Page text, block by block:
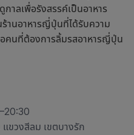
าลเพื่อรังสรรค์เป็นอาหาร
ร้านอาหารญี่ปุ่นที่ได้รับความ
อคนที่ต้องการลิ้มรสอาหารญี่ปุ่น
ขวงสีลม เขตบางรัก